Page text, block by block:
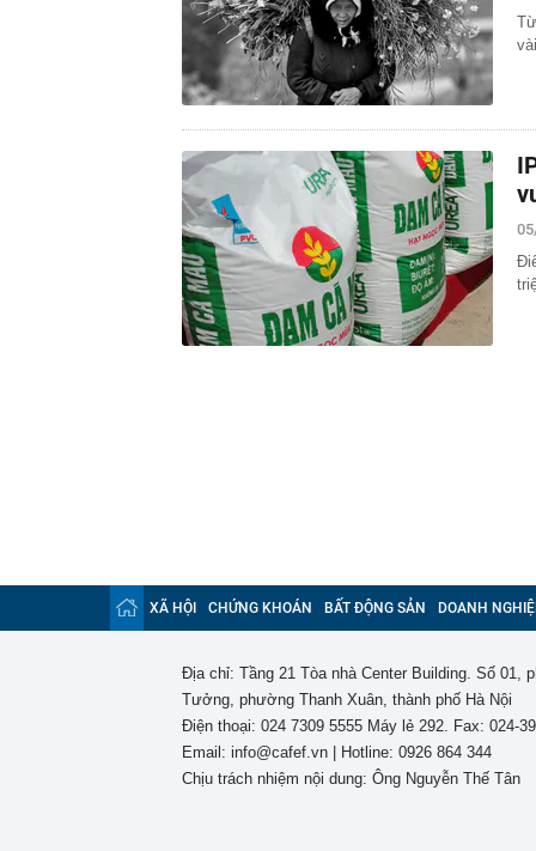
XÃ HỘI CHỨNG KHOÁN BẤT ĐỘNG SẢN DOANH
Địa chỉ: Tầng 21 Tòa nhà Center Building. Số 01,
Tưởng, phường Thanh Xuân, thành phố Hà Nội
Điện thoại: 024 7309 5555 Máy lẻ 292. Fax: 024-
Email: info@cafef.vn | Hotline: 0926 864 344
Chịu trách nhiệm nội dung: Ông Nguyễn Thế Tân